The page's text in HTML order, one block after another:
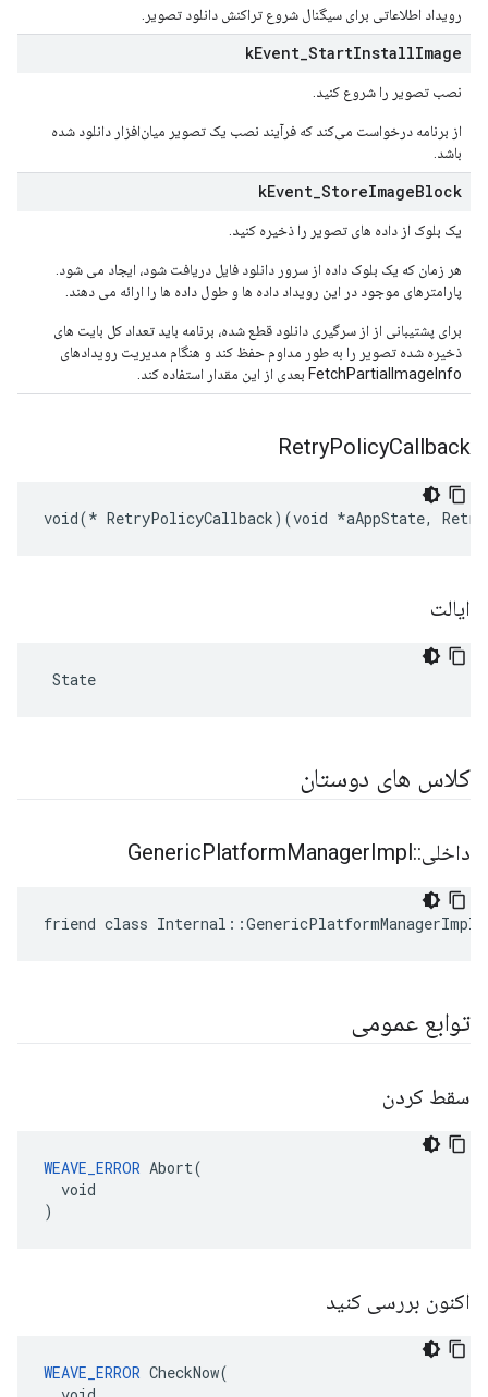
رویداد اطلاعاتی برای سیگنال شروع تراکنش دانلود تصویر.
kEvent StartInstallImage
نصب تصویر را شروع کنید.
از برنامه درخواست می‌کند که فرآیند نصب یک تصویر میان‌افزار دانلود شده
باشد.
kEvent StoreImageBlock
یک بلوک از داده های تصویر را ذخیره کنید.
هر زمان که یک بلوک داده از سرور دانلود فایل دریافت شود، ایجاد می شود.
پارامترهای موجود در این رویداد داده ها و طول داده ها را ارائه می دهند.
برای پشتیبانی از از سرگیری دانلود قطع شده، برنامه باید تعداد کل بایت های
ذخیره شده تصویر را به طور مداوم حفظ کند و هنگام مدیریت رویدادهای
FetchPartialImageInfo بعدی از این مقدار استفاده کند.
RetryPolicyCallback
void(* RetryPolicyCallback)(void *aAppState,
ایالت
State
کلاس های دوستان
داخلی::
GenericPlatformManagerImpl
friend class Internal::GenericPlatformManagerImpl
توابع عمومی
سقط کردن
WEAVE_ERROR Abort(
  void
)
اکنون بررسی کنید
WEAVE_ERROR CheckNow(